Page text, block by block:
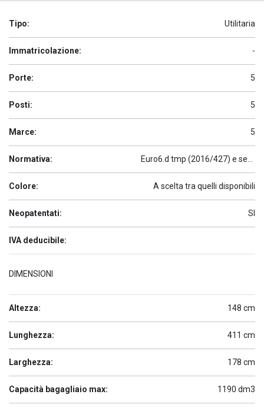
Tipo: Utilitaria
Immatricolazione: -
Porte: 5
Posti: 5
Marce: 5
Normativa:
Colore: A scelta tra quelli disponibili
Neopatentati: SI
IVA deducibile:
DIMENSIONI
Altezza: 148 cm
Lunghezza: 411 cm
Larghezza: 178 cm
Capacità bagagliaio max: 1190 dm3